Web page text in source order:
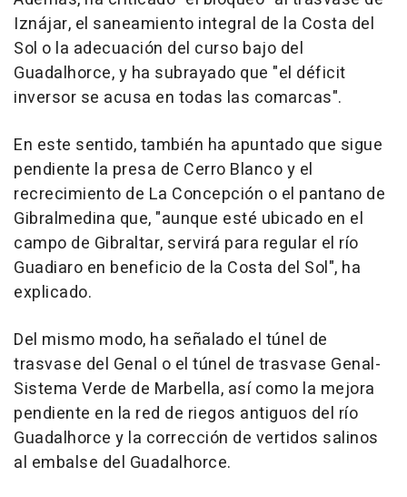
Iznájar, el saneamiento integral de la Costa del
Sol o la adecuación del curso bajo del
Guadalhorce, y ha subrayado que "el déficit
inversor se acusa en todas las comarcas".
En este sentido, también ha apuntado que sigue
pendiente la presa de Cerro Blanco y el
recrecimiento de La Concepción o el pantano de
Gibralmedina que, "aunque esté ubicado en el
campo de Gibraltar, servirá para regular el río
Guadiaro en beneficio de la Costa del Sol", ha
explicado.
Del mismo modo, ha señalado el túnel de
trasvase del Genal o el túnel de trasvase Genal-
Sistema Verde de Marbella, así como la mejora
pendiente en la red de riegos antiguos del río
Guadalhorce y la corrección de vertidos salinos
al embalse del Guadalhorce.